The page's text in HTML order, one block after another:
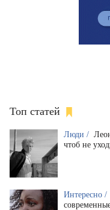
Топ статей
Люди /
чтоб не
Интересно /